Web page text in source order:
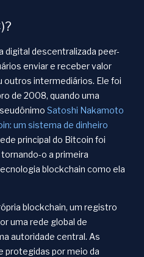
digital descentralizada peer-
enviar e receber valor
intermediários. Ele foi
de 2008, quando uma
Satoshi Nakamoto
um sistema de dinheiro
principal do Bitcoin foi
o a primeira
blockchain como ela
blockchain, um registro
uma rede global de
autoridade central. As
protegidas por meio da